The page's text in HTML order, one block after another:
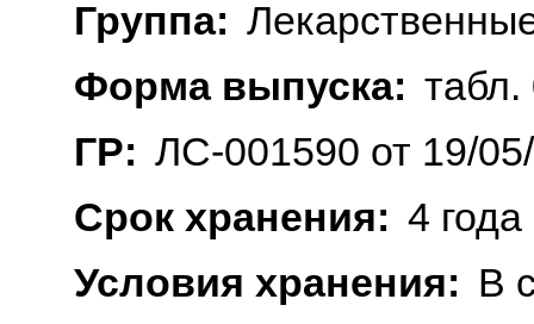
Группа:
Форма выпуска: табл.
ГР: ЛС-001590 от 19/
Срок хранения: 4 года
Условия хранения: В